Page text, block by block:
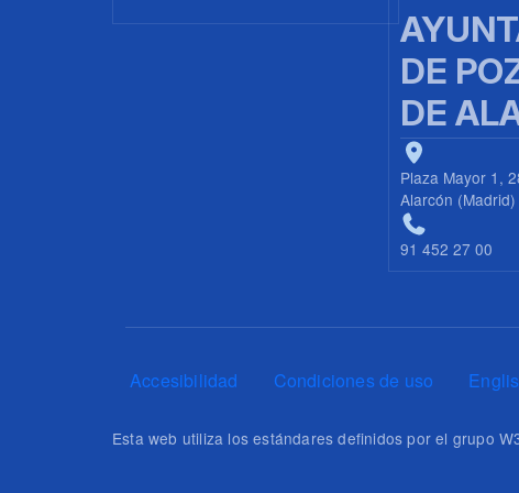
DE
DE
Plaza Mayor 1,
Alarcón (Madrid)
91 452 27 00
Pie de página
Accesibilidad Condiciones de uso
Esta web utiliza los estándares definidos por el grupo